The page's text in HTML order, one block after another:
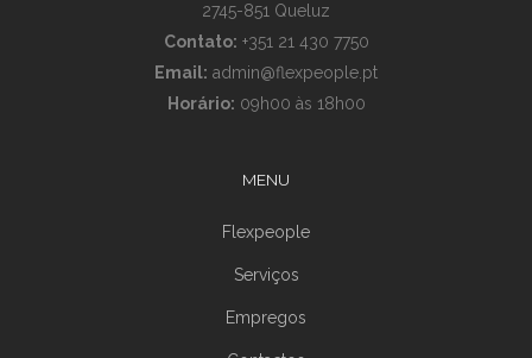
2745-851 Queluz
Contato: +351 21 430 7750
Email: admin@flexpeople.pt
Horário: 09h00 às 18h00
MENU
Flexpeople
Serviços
Empregos